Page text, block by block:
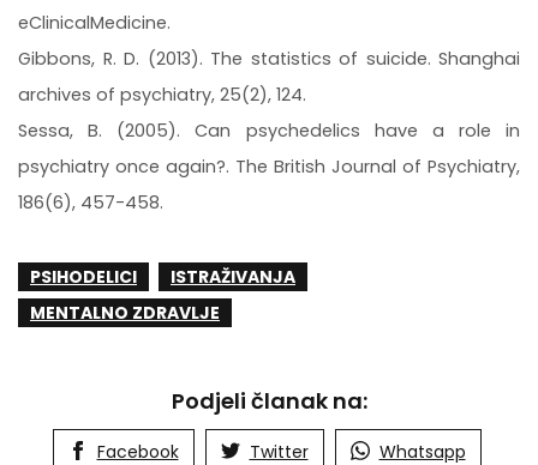
eClinicalMedicine.
Gibbons, R. D. (2013). The statistics of suicide. Shanghai
archives of psychiatry, 25(2), 124.
Sessa, B. (2005). Can psychedelics have a role in
psychiatry once again?. The British Journal of Psychiatry,
186(6), 457-458.
PSIHODELICI
ISTRAŽIVANJA
MENTALNO ZDRAVLJE
Podjeli članak na:
Facebook Twitter Whatsapp